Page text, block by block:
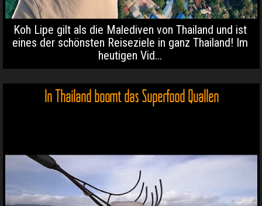
Koh Lipe gilt als die Malediven von Thailand und ist
eines der schönsten Reiseziele in ganz Thailand! Im
heutigen Vid...
In Thailand boomt das Superfood Quallen